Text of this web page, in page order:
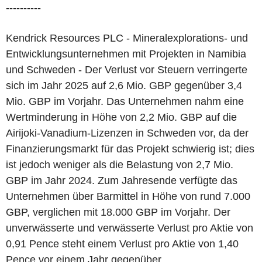
----------
Kendrick Resources PLC - Mineralexplorations- und
Entwicklungsunternehmen mit Projekten in Namibia
und Schweden - Der Verlust vor Steuern verringerte
sich im Jahr 2025 auf 2,6 Mio. GBP gegenüber 3,4
Mio. GBP im Vorjahr. Das Unternehmen nahm eine
Wertminderung in Höhe von 2,2 Mio. GBP auf die
Airijoki-Vanadium-Lizenzen in Schweden vor, da der
Finanzierungsmarkt für das Projekt schwierig ist; dies
ist jedoch weniger als die Belastung von 2,7 Mio.
GBP im Jahr 2024. Zum Jahresende verfügte das
Unternehmen über Barmittel in Höhe von rund 7.000
GBP, verglichen mit 18.000 GBP im Vorjahr. Der
unverwässerte und verwässerte Verlust pro Aktie von
0,91 Pence steht einem Verlust pro Aktie von 1,40
Pence vor einem Jahr gegenüber.